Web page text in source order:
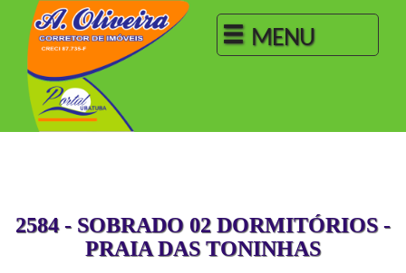
MENU
2584 - SOBRADO 02 DORMITÓRIOS -
PRAIA DAS TONINHAS